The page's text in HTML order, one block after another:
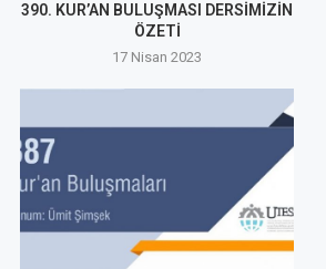
390. KUR’AN BULUŞMASI DERSİMİZİN
ÖZETİ
17 Nisan 2023